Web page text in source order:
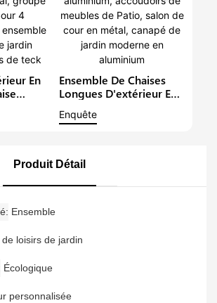
En
De Teck
Ensemble De Chaises
Longues D'extérieur En
De Meubles De Patio,
Moderne En Aluminium
Enquête
Produit Détail
Ensemble
loisirs de jardin
Écologique
personnalisée